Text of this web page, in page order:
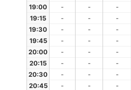
19:00
- - -
19:15
- - -
19:30
- - -
19:45
- - -
20:00
- - -
20:15
- - -
20:30
- - -
20:45
- - -